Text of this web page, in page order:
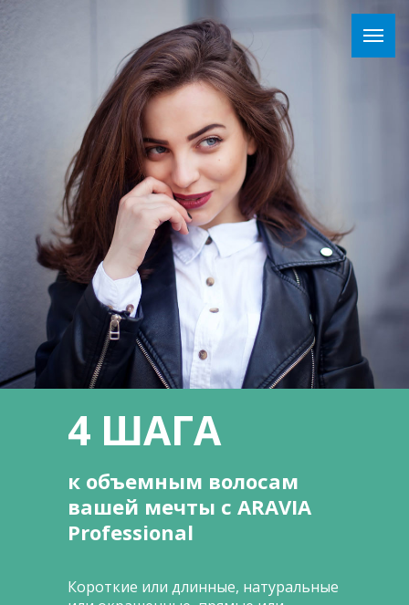
4 ШАГА
Короткие или длинные, натуральные
к объемным волосам
вашей мечты с ARAVIA
Professional